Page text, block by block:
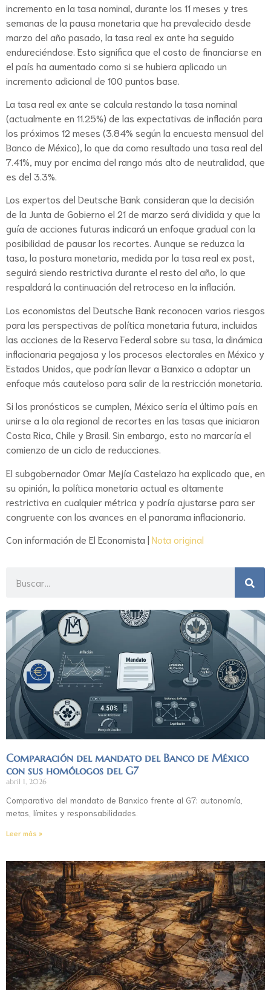
incremento en la tasa nominal, durante los 11 meses y tres
semanas de la pausa monetaria que ha prevalecido desde
marzo del año pasado, la tasa real ex ante ha seguido
endureciéndose. Esto significa que el costo de financiarse en
el país ha aumentado como si se hubiera aplicado un
incremento adicional de 100 puntos base.
La tasa real ex ante se calcula restando la tasa nominal
(actualmente en 11.25%) de las expectativas de inflación para
los próximos 12 meses (3.84% según la encuesta mensual del
Banco de México), lo que da como resultado una tasa real del
7.41%, muy por encima del rango más alto de neutralidad, que
es del 3.3%.
Los expertos del Deutsche Bank consideran que la decisión
de la Junta de Gobierno el 21 de marzo será dividida y que la
guía de acciones futuras indicará un enfoque gradual con la
posibilidad de pausar los recortes. Aunque se reduzca la
tasa, la postura monetaria, medida por la tasa real ex post,
seguirá siendo restrictiva durante el resto del año, lo que
respaldará la continuación del retroceso en la inflación.
Los economistas del Deutsche Bank reconocen varios riesgos
para las perspectivas de política monetaria futura, incluidas
las acciones de la Reserva Federal sobre su tasa, la dinámica
inflacionaria pegajosa y los procesos electorales en México y
Estados Unidos, que podrían llevar a Banxico a adoptar un
enfoque más cauteloso para salir de la restricción monetaria.
Si los pronósticos se cumplen, México sería el último país en
unirse a la ola regional de recortes en las tasas que iniciaron
Costa Rica, Chile y Brasil. Sin embargo, esto no marcaría el
comienzo de un ciclo de reducciones.
El subgobernador Omar Mejía Castelazo ha explicado que, en
su opinión, la política monetaria actual es altamente
restrictiva en cualquier métrica y podría ajustarse para ser
congruente con los avances en el panorama inflacionario.
Con información de El Economista | Nota original
Comparación del mandato del Banco de México
con sus homólogos del G7
abril 1, 2026
Comparativo del mandato de Banxico frente al G7: autonomía,
metas, límites y responsabilidades.
Leer más »